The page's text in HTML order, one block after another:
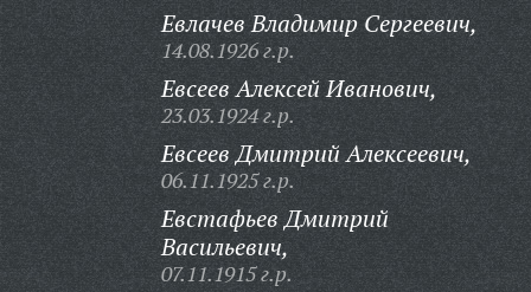
Евлачев Владимир Сергеевич,
14.08.1926 г.р.
Евсеев Алексей Иванович,
23.03.1924 г.р.
Евсеев Дмитрий Алексеевич,
06.11.1925 г.р.
Евстафьев Дмитрий
Васильевич,
07.11.1915 г.р.